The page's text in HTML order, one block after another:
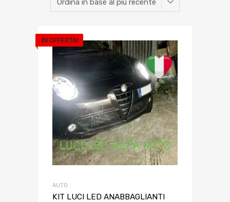
IN OFFERTA!
AUTO
KIT LUCI LED ANABBAGLIANTI